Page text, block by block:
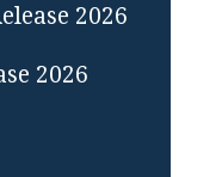
2026
2026